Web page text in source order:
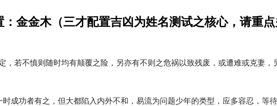
金金木（三才配置吉凶为姓名测试之核心，请重点
，若不慎则随时均有颠覆之险，另亦有不则之危祸以致残废，或遭难或克妻，
成功者有之，但大都陷入内外不和，易流为问题少年的类型，应多容忍，等